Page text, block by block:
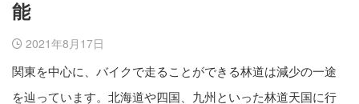
能
2021年8月17日
関東を中心に、バイクで走ることができる林道は減少の一途
を辿っています。北海道や四国、九州といった林道天国に行